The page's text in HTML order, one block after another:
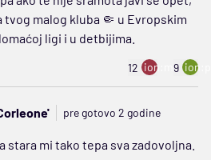
malog kluba 🤏 u Evropskim
ligi i u detbijima.
12 ion:minus
9
pre gotovo 2 godine
stara mi tako tepa sva zadovoljna.